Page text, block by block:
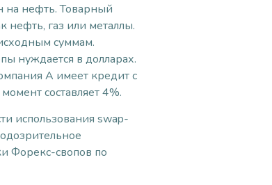
на нефть. Товарный
газ или металлы.
суммам.
нуждается в долларах.
A имеет кредит с
составляет 4%.
использования swap-
Форекс-свопов по